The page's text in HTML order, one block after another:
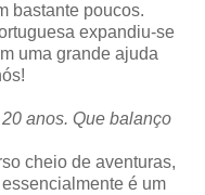
bastante poucos.
expandiu-se
uma grande ajuda
anos. Que balanço
cheio de aventuras,
é um